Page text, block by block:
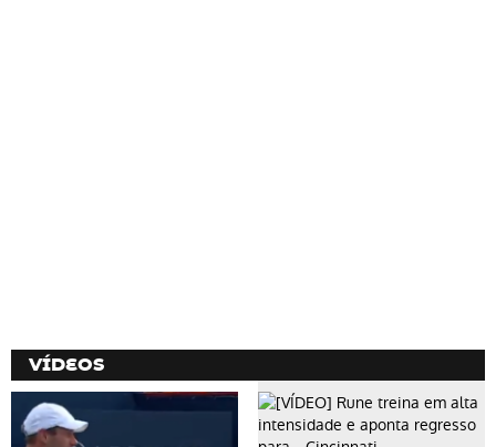
VÍDEOS